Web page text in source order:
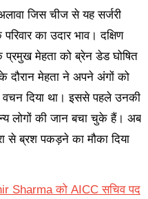
जिस चीज से यह सर्जरी
का उदार भाव। दक्षिण
मेहता को ब्रेन डेड घोषित
दौरान मेहता ने अपने अंगों को
दिया था। इससे पहले उनकी
लोगों की जान बचा चुके हैं। अब
से ब्रश पकड़ने का मौका दिया
Sharma को AICC सचिव पद